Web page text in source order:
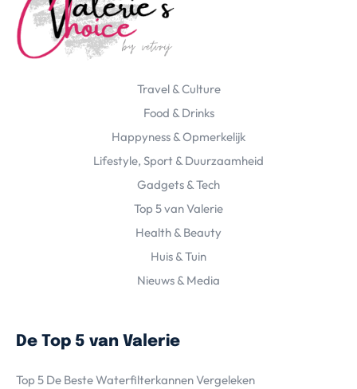
Travel & Culture
Food & Drinks
Happyness & Opmerkelijk
Lifestyle, Sport & Duurzaamheid
Gadgets & Tech
Top 5 van Valerie
Health & Beauty
Huis & Tuin
Nieuws & Media
De Top 5 van Valerie
Top 5 De Beste Waterfilterkannen Vergeleken